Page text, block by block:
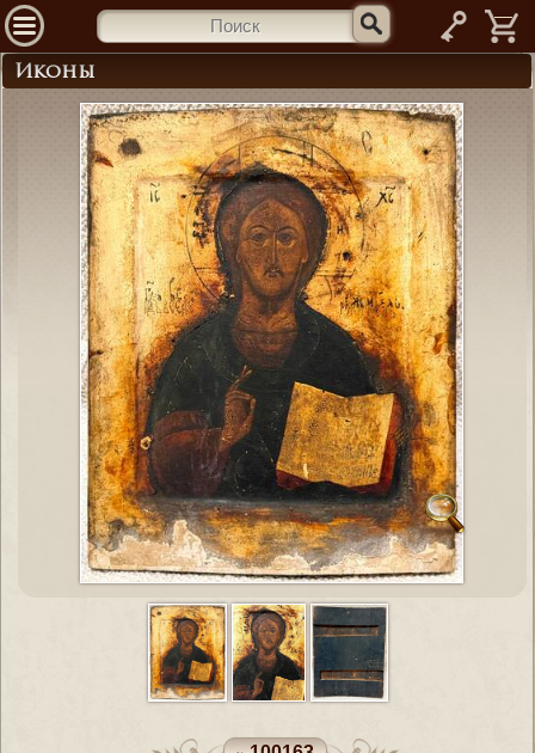
—
Иконы